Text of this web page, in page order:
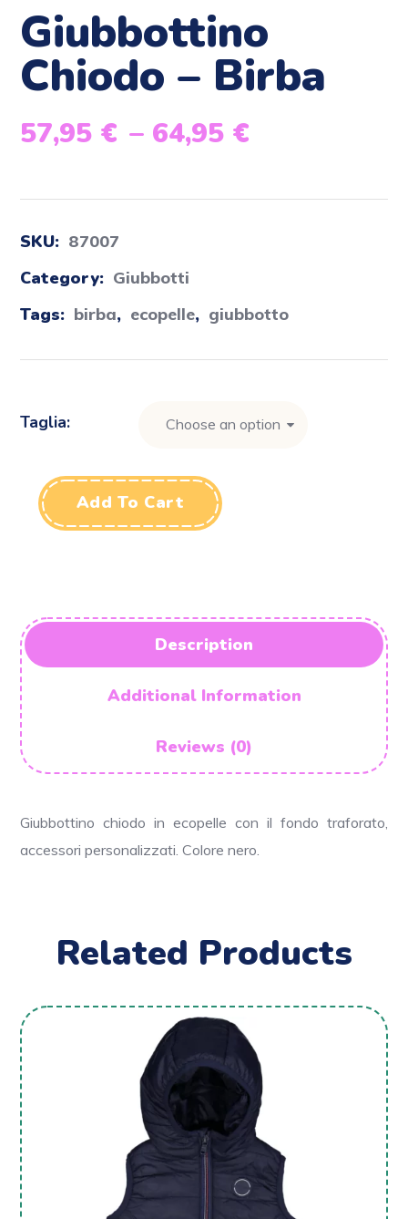
Giubbottino
Chiodo – Birba
57,95 € – 64,95 €
SKU: 87007
Category: Giubbotti
Tags: birba, ecopelle, giubbotto
Taglia
Add To Cart
Description
Additional Information
Reviews (0)
Giubbottino chiodo in ecopelle con il fondo traforato,
accessori personalizzati. Colore nero.
Related Products